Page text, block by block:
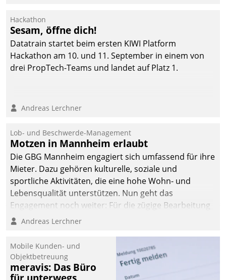
Hackathon
Sesam, öffne dich!
Datatrain startet beim ersten KIWI Platform
Hackathon am 10. und 11. September in einem von
drei PropTech-Teams und landet auf Platz 1.
Andreas Lerchner
Lob- und Beschwerde-Management
Motzen in Mannheim erlaubt
Die GBG Mannheim engagiert sich umfassend für ihre
Mieter. Dazu gehören kulturelle, soziale und
sportliche Aktivitäten, die eine hohe Wohn- und
Lebensqualität unterstützen. Nun geht das
Engagement noch weiter: Für die zügige Bearbeitung
von Beschwerden – oder Lob – richtet das
und Beschwerde-Management einen eigenen Kanal
ein.
Andreas Lerchner
Mobile Kunden- und
Objektbetreuung
meravis: Das Büro